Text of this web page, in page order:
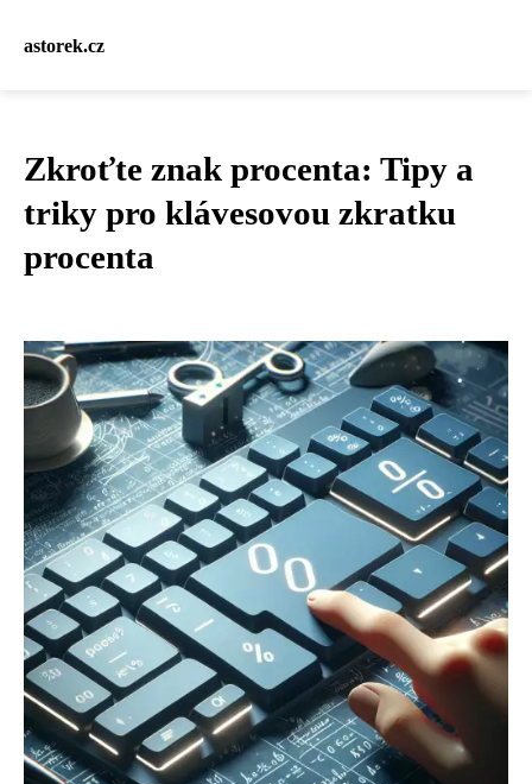
astorek.cz
Zkroťte znak procenta: Tipy a
triky pro klávesovou zkratku
procenta